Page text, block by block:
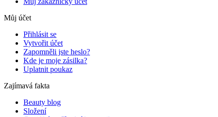
Můj účet
Přihlásit se
Vytvořit účet
Zapomněli jste heslo?
Kde je moje zásilka?
Uplatnit poukaz
Zajímavá fakta
Beauty blog
Složení